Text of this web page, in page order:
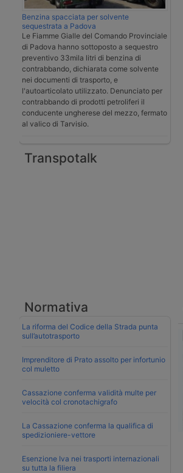
Benzina spacciata per solvente
sequestrata a Padova
Le Fiamme Gialle del Comando Provinciale
di Padova hanno sottoposto a sequestro
preventivo 33mila litri di benzina di
contrabbando, dichiarata come solvente
nei documenti di trasporto, e
l'autoarticolato utilizzato. Denunciato per
contrabbando di prodotti petroliferi il
conducente ungherese del mezzo, fermato
al valico di Tarvisio.
Transpotalk
Normativa
La riforma del Codice della Strada punta
sull’autotrasporto
Imprenditore di Prato assolto per infortunio
col muletto
Cassazione conferma validità multe per
velocità col cronotachigrafo
La Cassazione conferma la qualifica di
spedizioniere-vettore
Esenzione Iva nei trasporti internazionali
su tutta la filiera